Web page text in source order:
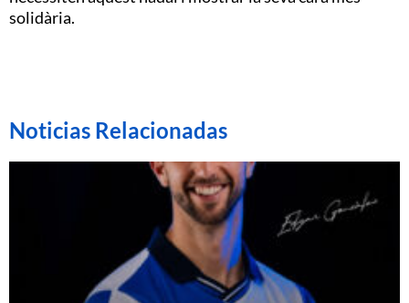
solidària.
Noticias Relacionadas